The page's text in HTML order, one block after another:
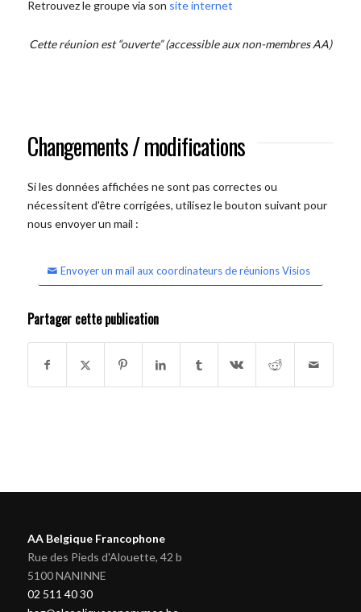
Retrouvez le groupe via son site internet
Cette réunion est “ouverte” (accessible aux non-membres AA)
Changements / modifications
Si les données affichées ne sont pas correctes ou
nécessitent d'être corrigées, utilisez le bouton suivant pour
nous envoyer un mail :
Envoyer un mail aux coordinateurs de réunions Visios
Partager cette publication
AA Belgique Francophone
Rue des Pieds d'Alouette, 42 b
5100 NANINNE
02 511 40 30